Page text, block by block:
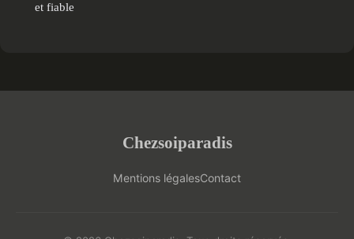
et fiable
Chezsoiparadis
Mentions légalesContact